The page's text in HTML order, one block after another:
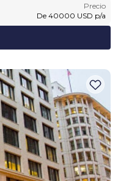
Precio
De 40000 USD p/a